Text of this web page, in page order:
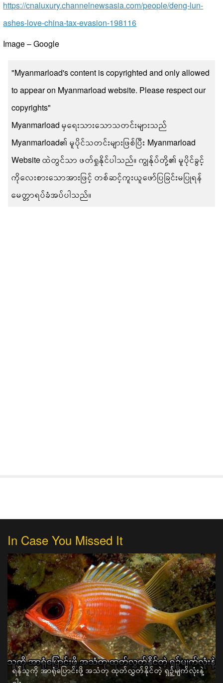
https://cnaluxury.channelnewsasia.com/people/deng-lun-
ashes-love-china-tax-evasion-198116
Image – Google
"Myanmarload's content is copyrighted and only allowed
to appear on Myanmarload website. Please respect our
copyrights"
Myanmarload မှရေးသားသောသတင်းများသည်
Myanmarload၏ မူပိုင်သတင်းများဖြစ်ပြီး Myanmarload
Website ထဲတွင်သာ ဖတ်ရှုနိုင်ပါသည်။ ကျွန်ုပ်တို့၏ မူပိုင်ခွင့်
ကိုလေးစားသောအားဖြင့် တစ်ဆင့်ကူးယူဖော်ပြခြင်းမပြုရန်
မေတ္တာရပ်ခံအပ်ပါသည်။
In Case You Missed It
ရန်သူကို အာရုံပြောင်းဖို့ အသံတု ထုတ်လွှတ်နိုင်တဲ့ ရှဉ့်မျက်လုံးနဲ့